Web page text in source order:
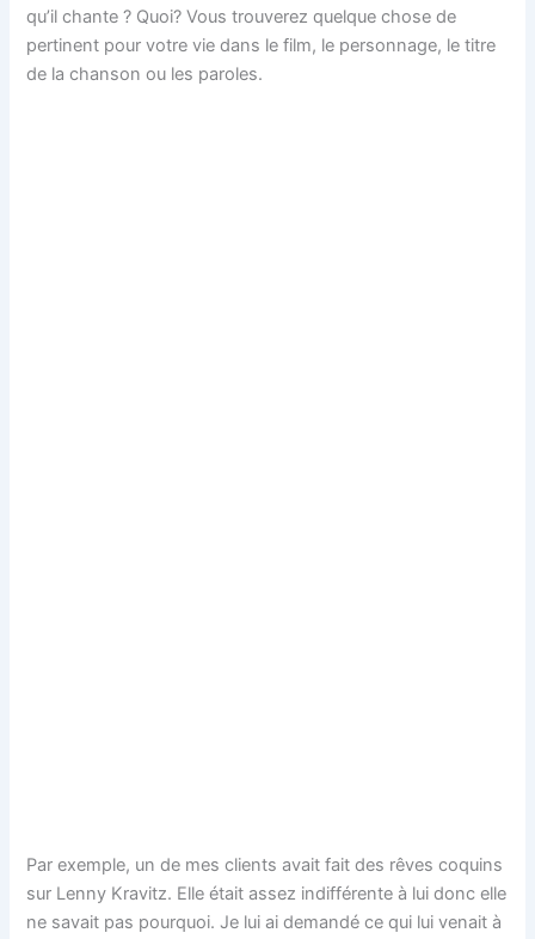
qu’il chante ? Quoi? Vous trouverez quelque chose de
pertinent pour votre vie dans le film, le personnage, le titre
de la chanson ou les paroles.
Par exemple, un de mes clients avait fait des rêves coquins
sur Lenny Kravitz. Elle était assez indifférente à lui donc elle
ne savait pas pourquoi. Je lui ai demandé ce qui lui venait à